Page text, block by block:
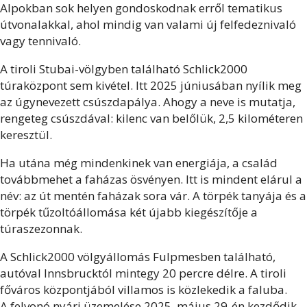
Alpokban sok helyen gondoskodnak erről tematikus
útvonalakkal, ahol mindig van valami új felfedeznivaló
vagy tennivaló.
A tiroli Stubai-völgyben található Schlick2000
túraközpont sem kivétel. Itt 2025 júniusában nyílik meg
az úgynevezett csúszdapálya. Ahogy a neve is mutatja,
rengeteg csúszdával: kilenc van belőlük, 2,5 kilométeren
keresztül.
Ha utána még mindenkinek van energiája, a család
továbbmehet a faházas ösvényen. Itt is mindent elárul a
név: az út mentén faházak sora vár. A törpék tanyája és a
törpék tűzoltóállomása két újabb kiegészítője a
túraszezonnak.
A Schlick2000 völgyállomás Fulpmesben található,
autóval Innsbrucktól mintegy 20 percre délre. A tiroli
főváros központjából villamos is közlekedik a faluba.